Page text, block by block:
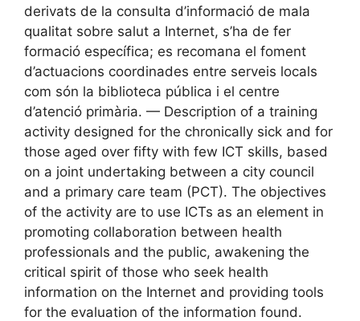
derivats de la consulta d’informació de mala
qualitat sobre salut a Internet, s’ha de fer
formació específica; es recomana el foment
d’actuacions coordinades entre serveis locals
com són la biblioteca pública i el centre
d’atenció primària. — Description of a training
activity designed for the chronically sick and for
those aged over fifty with few ICT skills, based
on a joint undertaking between a city council
and a primary care team (PCT). The objectives
of the activity are to use ICTs as an element in
promoting collaboration between health
professionals and the public, awakening the
critical spirit of those who seek health
information on the Internet and providing tools
for the evaluation of the information found.